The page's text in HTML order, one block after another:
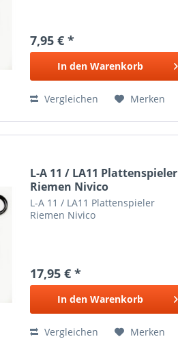
7,95 € *
In den Warenkorb
Vergleichen Merken
L-A 11 / LA11 Plattenspieler
Riemen Nivico
L-A 11 / LA11 Plattenspieler
Riemen Nivico
17,95 € *
In den Warenkorb
Vergleichen Merken